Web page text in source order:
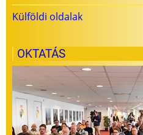
Külföldi oldalak
OKTATÁS